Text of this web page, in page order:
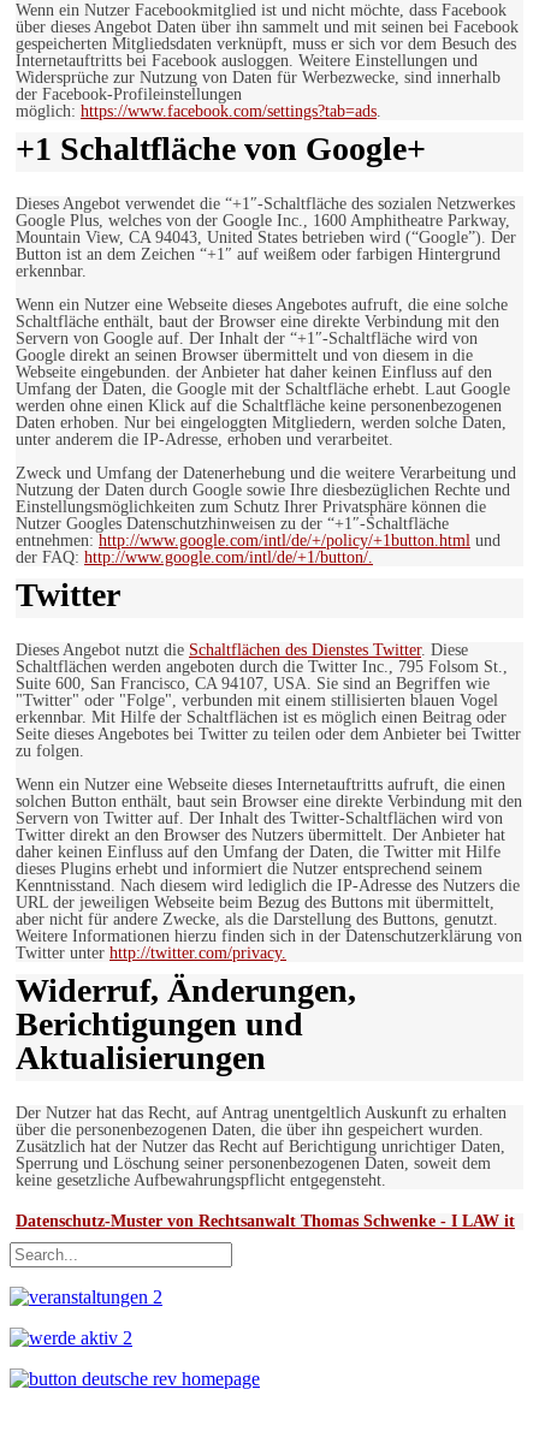
Wenn ein Nutzer Facebookmitglied ist und nicht möchte, dass Facebook
über dieses Angebot Daten über ihn sammelt und mit seinen bei Facebook
gespeicherten Mitgliedsdaten verknüpft, muss er sich vor dem Besuch des
Internetauftritts bei Facebook ausloggen. Weitere Einstellungen und
Widersprüche zur Nutzung von Daten für Werbezwecke, sind innerhalb
der Facebook-Profileinstellungen
möglich: https://www.facebook.com/settings?tab=ads.
+1 Schaltfläche von Google+
Dieses Angebot verwendet die “+1″-Schaltfläche des sozialen Netzwerkes
Google Plus, welches von der Google Inc., 1600 Amphitheatre Parkway,
Mountain View, CA 94043, United States betrieben wird (“Google”). Der
Button ist an dem Zeichen “+1″ auf weißem oder farbigen Hintergrund
erkennbar.
Wenn ein Nutzer eine Webseite dieses Angebotes aufruft, die eine solche
Schaltfläche enthält, baut der Browser eine direkte Verbindung mit den
Servern von Google auf. Der Inhalt der “+1″-Schaltfläche wird von
Google direkt an seinen Browser übermittelt und von diesem in die
Webseite eingebunden. der Anbieter hat daher keinen Einfluss auf den
Umfang der Daten, die Google mit der Schaltfläche erhebt. Laut Google
werden ohne einen Klick auf die Schaltfläche keine personenbezogenen
Daten erhoben. Nur bei eingeloggten Mitgliedern, werden solche Daten,
unter anderem die IP-Adresse, erhoben und verarbeitet.
Zweck und Umfang der Datenerhebung und die weitere Verarbeitung und
Nutzung der Daten durch Google sowie Ihre diesbezüglichen Rechte und
Einstellungsmöglichkeiten zum Schutz Ihrer Privatsphäre können die
Nutzer Googles Datenschutzhinweisen zu der “+1″-Schaltfläche
entnehmen: http://www.google.com/intl/de/+/policy/+1button.html und
der FAQ: http://www.google.com/intl/de/+1/button/.
Twitter
Dieses Angebot nutzt die Schaltflächen des Dienstes Twitter. Diese
Schaltflächen werden angeboten durch die Twitter Inc., 795 Folsom St.,
Suite 600, San Francisco, CA 94107, USA. Sie sind an Begriffen wie
"Twitter" oder "Folge", verbunden mit einem stillisierten blauen Vogel
erkennbar. Mit Hilfe der Schaltflächen ist es möglich einen Beitrag oder
Seite dieses Angebotes bei Twitter zu teilen oder dem Anbieter bei Twitter
zu folgen.
Wenn ein Nutzer eine Webseite dieses Internetauftritts aufruft, die einen
solchen Button enthält, baut sein Browser eine direkte Verbindung mit den
Servern von Twitter auf. Der Inhalt des Twitter-Schaltflächen wird von
Twitter direkt an den Browser des Nutzers übermittelt. Der Anbieter hat
daher keinen Einfluss auf den Umfang der Daten, die Twitter mit Hilfe
dieses Plugins erhebt und informiert die Nutzer entsprechend seinem
Kenntnisstand. Nach diesem wird lediglich die IP-Adresse des Nutzers die
URL der jeweiligen Webseite beim Bezug des Buttons mit übermittelt,
aber nicht für andere Zwecke, als die Darstellung des Buttons, genutzt.
Weitere Informationen hierzu finden sich in der Datenschutzerklärung von
Twitter unter http://twitter.com/privacy.
Widerruf, Änderungen,
Berichtigungen und
Aktualisierungen
Der Nutzer hat das Recht, auf Antrag unentgeltlich Auskunft zu erhalten
über die personenbezogenen Daten, die über ihn gespeichert wurden.
Zusätzlich hat der Nutzer das Recht auf Berichtigung unrichtiger Daten,
Sperrung und Löschung seiner personenbezogenen Daten, soweit dem
keine gesetzliche Aufbewahrungspflicht entgegensteht.
Datenschutz-Muster von Rechtsanwalt Thomas Schwenke - I LAW it